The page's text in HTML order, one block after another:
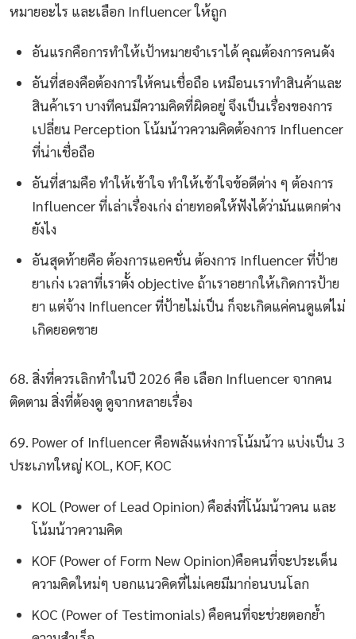
หมายอะไร และเลือก Influencer ให้ถูก
อันแรกคือการทำให้เป้าหมายจำเราได้ คุณต้องการคนดัง
อันที่สองคือต้องการให้คนเชื่อถือ เหมือนเราทำสินค้าและ
สินค้าเรา บางทีคนมีความคิดที่ผิดอยู่ จึงเป็นเรื่องของการ
เปลี่ยน Perception โน้มน้าวความคิดต้องการ Influencer
ที่น่าเชื่อถือ
อันที่สามคือ ทำให้เข้าใจ ทำให้เข้าใจข้อดีต่าง ๆ ต้องการ
Influencer ที่เล่าเรื่องเก่ง ถ่ายทอดให้ฟังได้ว่ามันแตกต่าง
ยังไง
อันสุดท้ายคือ ต้องการแอคชั่น ต้องการ Influencer ที่ป้าย
ยาเก่ง เวลาที่เราตั้ง objective ถ้าเราอยากให้เกิดการป้าย
ยา แต่จ้าง Influencer ที่ป้ายไม่เป็น ก็จะเกิดแค่คนดูแต่ไม่
เกิดยอดขาย
68. สิ่งที่ควรเลิกทำในปี 2026 คือ เลือก Influencer จากคน
ติดตาม สิ่งที่ต้องดู ดูจากหลายเรื่อง
69. Power of Influencer คือพลังแห่งการโน้มน้าว แบ่งเป็น 3
ประเภทใหญ่ KOL, KOF, KOC
KOL (Power of Lead Opinion) คือส่งที่โน้มน้าวคน และ
โน้มน้าวความคิด
KOF (Power of Form New Opinion)คือคนที่จะประเด็น
ความคิดใหม่ๆ บอกแนวคิดที่ไม่เคยมีมาก่อนบนโลก
KOC (Power of Testimonials) คือคนที่จะช่วยตอกย้ำ